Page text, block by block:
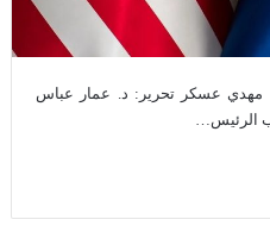
مهدي عسكر تحرير: د. عمار عباس
الرئيس…